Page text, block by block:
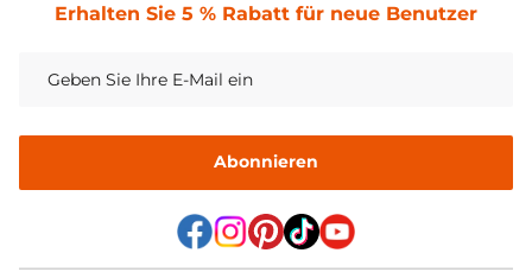
Erhalten Sie 5 % Rabatt für neue Benutzer
Abonnieren